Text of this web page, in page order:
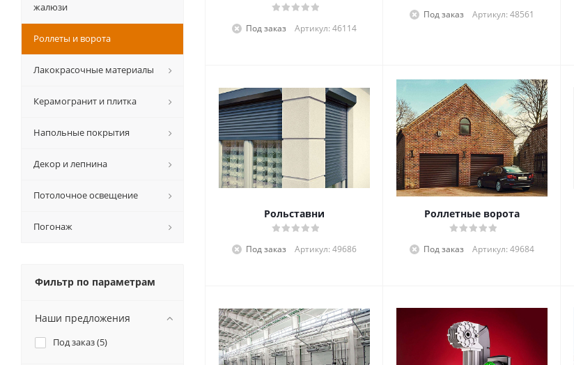
Под заказ Артикул: 46114
Под заказ Артикул: 48561
Рольставни
Под заказ Артикул: 49686
Роллетные ворота
Под заказ Артикул: 49684
жалюзи
Роллеты и ворота
Лакокрасочные материалы
Керамогранит и плитка
Напольные покрытия
Декор и лепнина
Потолочное освещение
Погонаж
Фильтр по параметрам
Наши предложения
Под заказ (5)